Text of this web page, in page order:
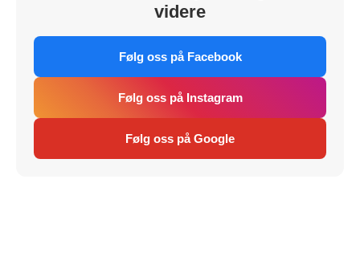
videre
Følg oss på Facebook
Følg oss på Instagram
Følg oss på Google